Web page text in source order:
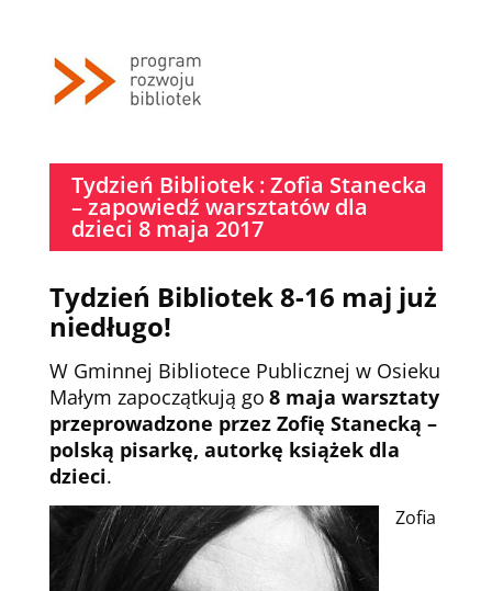
Tydzień Bibliotek : Zofia Stanecka
– zapowiedź warsztatów dla
dzieci 8 maja 2017
Tydzień Bibliotek 8-16 maj już
niedługo!
W Gminnej Bibliotece Publicznej w Osieku
Małym zapoczątkują go 8 maja warsztaty
przeprowadzone przez Zofię Stanecką –
polską pisarkę, autorkę książek dla
dzieci.
Zofia